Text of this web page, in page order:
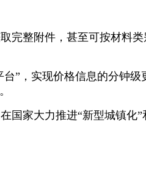
完整附件，甚至可按材料
”，实现价格信息的分钟级
国家大力推进“新型城镇化”